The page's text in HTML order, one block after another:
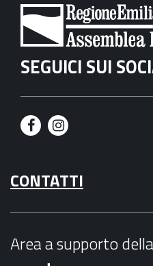
SEGUICI SUI
F
c
e
I
s
t
CONTATTI
Area a supporto della